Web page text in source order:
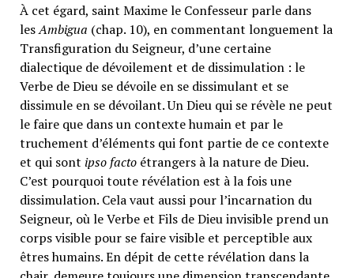
À cet égard, saint Maxime le Confesseur parle dans
lesAmbigua (chap. 10), en commentant longuement la
Transfiguration du Seigneur, d’une certaine
dialectique de dévoilement et de dissimulation : le
Verbe de Dieu se dévoile en se dissimulant et se
dissimule en se dévoilant. Un Dieu qui se révèle ne peut
le faire que dans un contexte humain et par le
truchement d’éléments qui font partie de ce contexte
et qui sont ipso factoétrangers à la nature de Dieu.
C’est pourquoi toute révélation est à la fois une
dissimulation. Cela vaut aussi pour l’incarnation du
Seigneur, où le Verbe et Fils de Dieu invisible prend un
corps visible pour se faire visible et perceptible aux
êtres humains. En dépit de cette révélation dans la